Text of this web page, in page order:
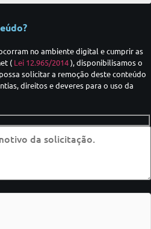
no ambiente digital e cumprir as
( Lei 12.965/2014), disponibilisamos o
solicitar a remoção deste conteúdo
direitos e deveres para o uso da